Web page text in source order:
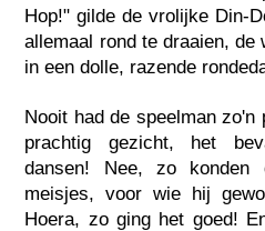
Hop!" gilde de vrolijke Din-
allemaal rond te draaien, de
in een dolle, razende
Nooit had de speelman zo'n
prachtig gezicht, het
dansen! Nee, zo konden
meisjes, voor wie hij
Hoera, zo ging het goed!